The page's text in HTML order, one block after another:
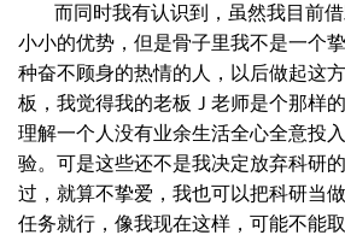
而同时我有认识到，虽然我目前
小小的优势，但是骨子里我不是一个
种奋不顾身的热情的人，以后做起这
板，我觉得我的老板Ｊ老师是个那样
理解一个人没有业余生活全心全意投
验。可是这些还不是我决定放弃科研
过，就算不挚爱，我也可以把科研当
任务就行，像我现在这样，可能不能